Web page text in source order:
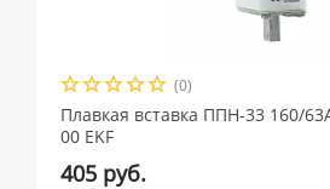
(0)
Плавкая вставка ППН-33 160/
00 EKF
405 руб.